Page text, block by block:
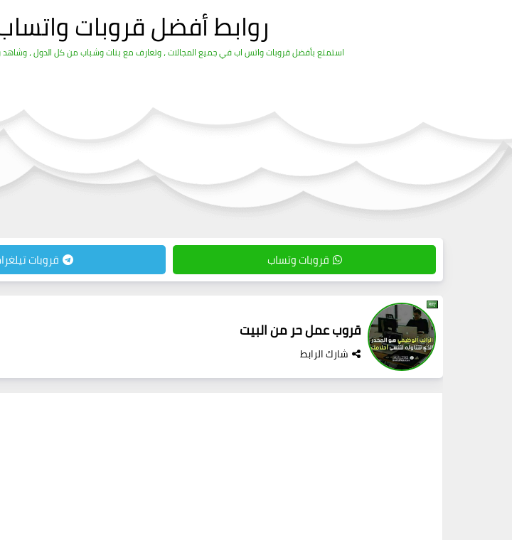
روابط أفضل قروبات
استمتع بأفضل قروبات واتس اب في جميع المجالات ، وتعارف مع بنات وشباب من كل الدول ، وشاهد
قروبات وتساب قروبات
قروب عمل حر من البيت
شارك الرابط